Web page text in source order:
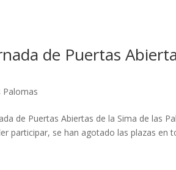
de Puertas
Palomas
de Puertas Abiertas de la Sima de las
participar, se han agotado las plazas en